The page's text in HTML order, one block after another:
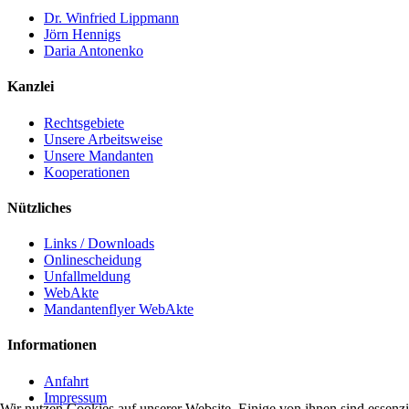
Dr. Winfried Lippmann
Jörn Hennigs
Daria Antonenko
Kanzlei
Rechtsgebiete
Unsere Arbeitsweise
Unsere Mandanten
Kooperationen
Nützliches
Links / Downloads
Onlinescheidung
Unfallmeldung
WebAkte
Mandantenflyer WebAkte
Informationen
Anfahrt
Impressum